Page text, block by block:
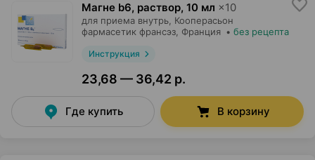
Магне b6, раствор, 10 мл ×10
для приема внутрь, Кооперасьон
фармасетик франсэз, Франция • без рецепта
Инструкция
23,68 — 36,42 р.
Где купить В корзину